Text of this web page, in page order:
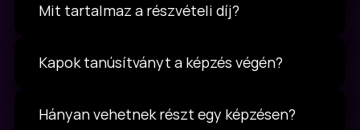
Mit tartalmaz a részvételi díj?
Kapok tanúsítványt a képzés végén?
Hányan vehetnek részt egy képzésen?